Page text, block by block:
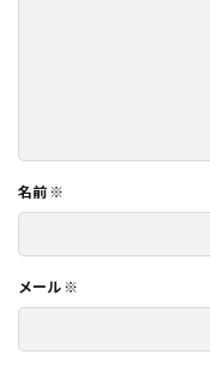
名前 ※
メール ※